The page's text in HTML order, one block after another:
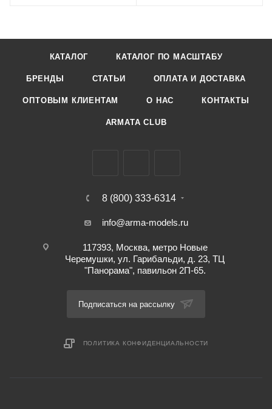
КАТАЛОГ КАТАЛОГ ПО МАСШТАБУ
БРЕНДЫ СТАТЬИ ОПЛАТА И ДОСТАВКА
ОПТОВЫМ КЛИЕНТАМ О НАС КОНТАКТЫ
ARMATA CLUB
8 (800) 333-6314
info@arma-models.ru
117393, Москва, метро Новые
Черемушки, ул. Гарибальди, д. 23, ТЦ
"Панорама", павильон 2П-65.
Подписаться на рассылку
ПОЛИТИКА КОНФИДЕНЦИАЛЬНОСТИ